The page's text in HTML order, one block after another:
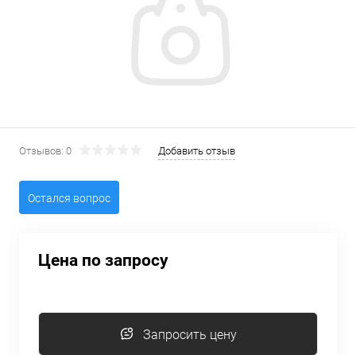
Отзывов: 0 Добавить отзыв
Остался вопрос
Цена по запросу
Запросить цену